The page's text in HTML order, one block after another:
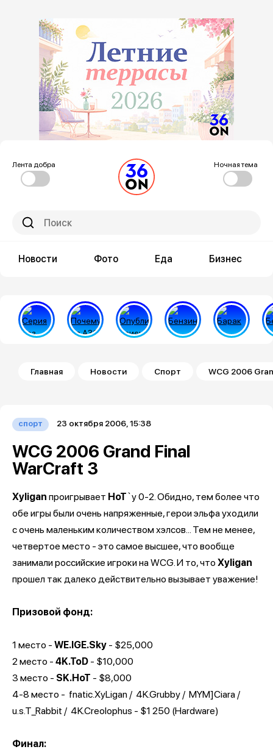
Лента добра Ночная тема
Новости Фото Еда Бизнес
Строка навигации
Главная Новости Спорт WCG 2006
спорт 23 октября 2006, 15:38
WCG 2006 Grand Final
WarCraft 3
Xyligan проигрывает HoT`у 0-2. Обидно, тем более что
обе игры были очень напряженные, герои эльфа уходили
с очень маленьким количеством хэлсов... Тем не менее,
четвертое место - это самое высшее, что вообще
занимали российские игроки на WCG. И то, что Xyligan
прошел так далеко действительно вызывает уважение!
Призовой фонд:
1 место - WE.IGE.Sky - $25,000
2 место - 4K.ToD - $10,000
3 место - SK.HoT - $8,000
4-8 место - fnatic.XyLigan / 4K.Grubby / MYM]Ciara /
u.s.T_Rabbit / 4K.Creolophus - $1 250 (Hardware)
Финал: